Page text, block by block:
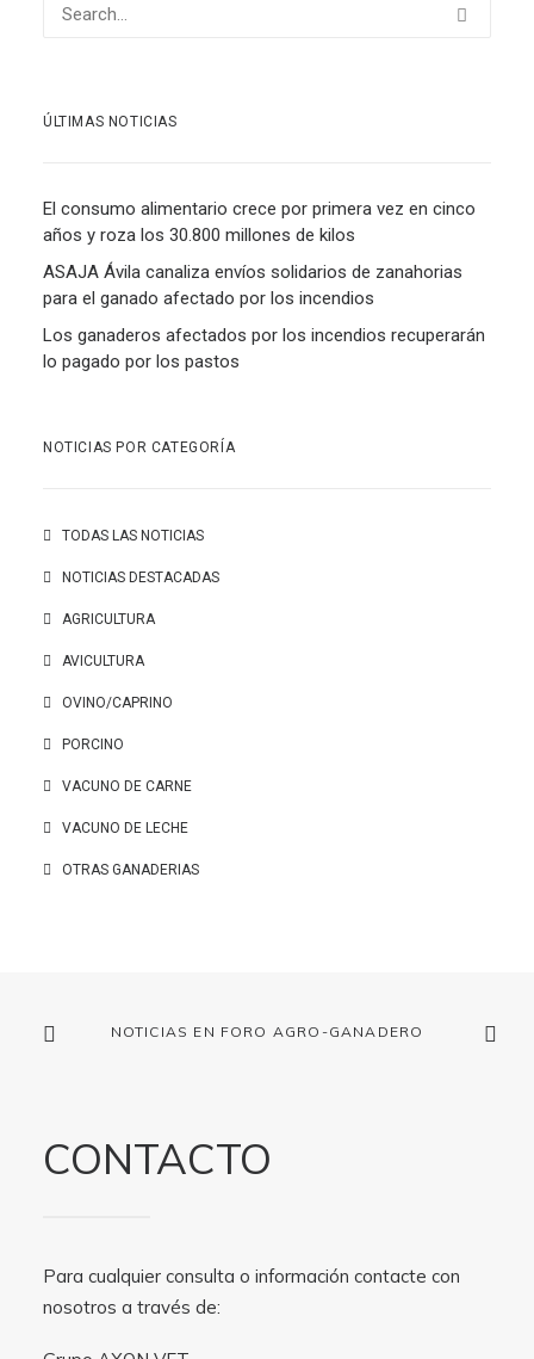
ÚLTIMAS NOTICIAS
El consumo alimentario crece por primera vez en cinco
años y roza los 30.800 millones de kilos
ASAJA Ávila canaliza envíos solidarios de zanahorias
para el ganado afectado por los incendios
Los ganaderos afectados por los incendios recuperarán
lo pagado por los pastos
NOTICIAS POR CATEGORÍA
TODAS LAS NOTICIAS
NOTICIAS DESTACADAS
AGRICULTURA
AVICULTURA
OVINO/CAPRINO
PORCINO
VACUNO DE CARNE
VACUNO DE LECHE
OTRAS GANADERIAS
NOTICIAS EN FORO AGRO-GANADERO
CONTACTO
Para cualquier consulta o información contacte con
nosotros a través de: